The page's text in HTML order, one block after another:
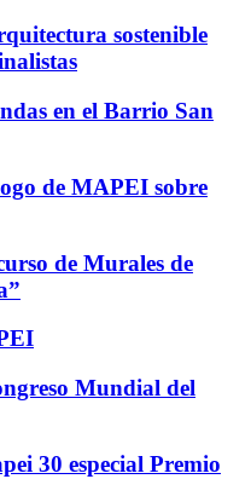
sostenible
en el Barrio San
de MAPEI sobre
de Murales de
Mundial del
30 especial Premio